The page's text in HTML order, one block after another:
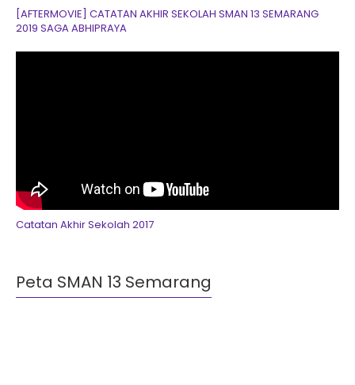
[AFTERMOVIE] CATATAN AKHIR SEKOLAH SMAN 13 SEMARANG
2019 SAGA ABHIPRAYA
Catatan Akhir Sekolah 2017
Peta SMAN 13 Semarang